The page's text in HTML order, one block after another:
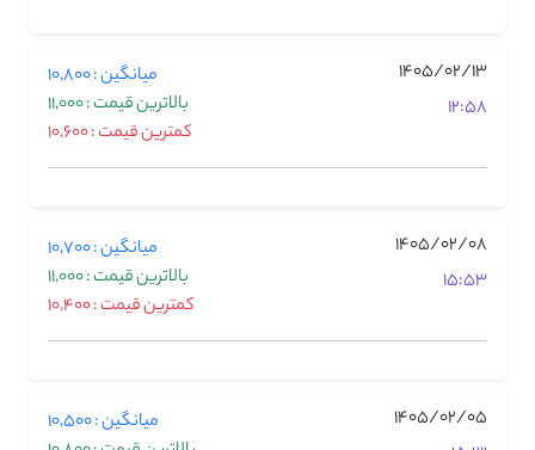
1405/02/13
12:58
میانگین : 10,800
بالاترین قیمت : 11,000
کمترین قیمت : 10,600
1405/02/08
15:53
میانگین : 10,700
بالاترین قیمت : 11,000
کمترین قیمت : 10,400
1405/02/05
میانگین : 10,500